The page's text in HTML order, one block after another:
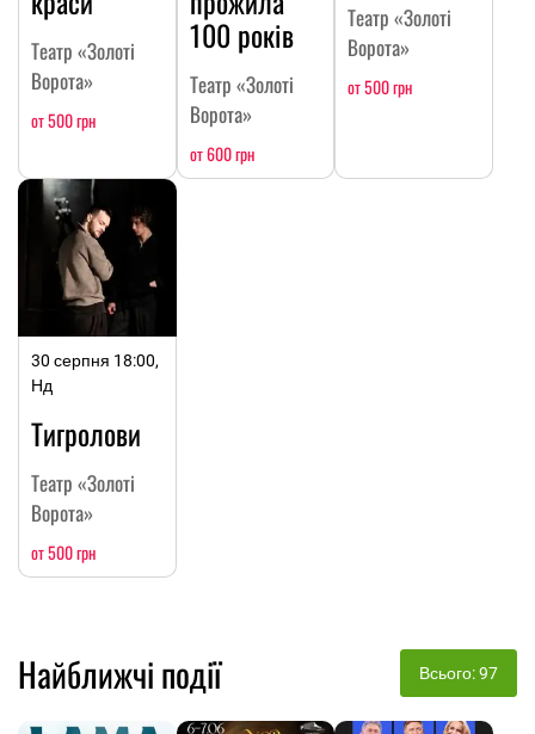
Театр «Золоті
Ворота»
от 500 грн
100 років
Театр «Золоті
Ворота»
от 600 грн
Театр «Золоті
Ворота»
от 500 грн
30 серпня 18:00,
Нд
Тигролови
Театр «Золоті
Ворота»
от 500 грн
Найближчі події Всього: 97